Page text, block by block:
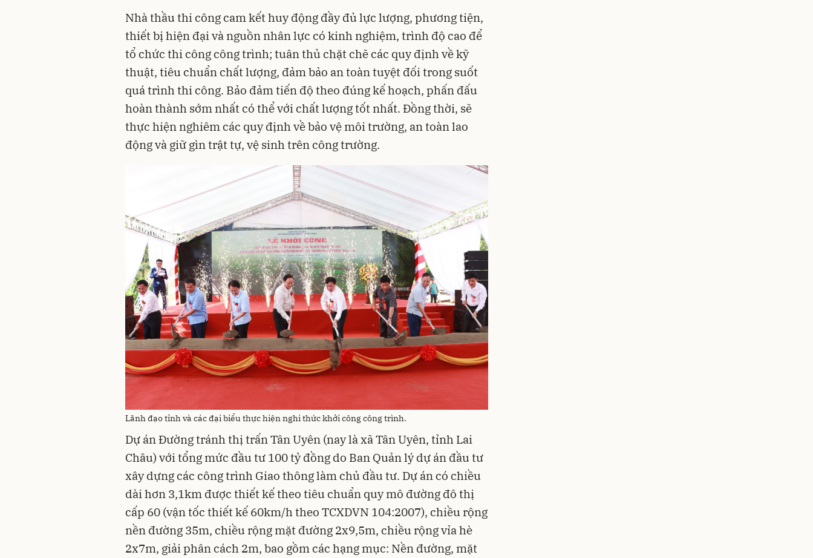
Nhà thầu thi công cam kết huy động đầy đủ lực lượng, phương tiện,
thiết bị hiện đại và nguồn nhân lực có kinh nghiệm, trình độ cao để
tổ chức thi công công trình; tuân thủ chặt chẽ các quy định về kỹ
thuật, tiêu chuẩn chất lượng, đảm bảo an toàn tuyệt đối trong suốt
quá trình thi công. Bảo đảm tiến độ theo đúng kế hoạch, phấn đấu
hoàn thành sớm nhất có thể với chất lượng tốt nhất. Đồng thời, sẽ
thực hiện nghiêm các quy định về bảo vệ môi trường, an toàn lao
động và giữ gìn trật tự, vệ sinh trên công trường.
Lãnh đạo tỉnh và các đại biểu thực hiện nghi thức khởi công công trình.
Dự án Đường tránh thị trấn Tân Uyên (nay là xã Tân Uyên, tỉnh Lai
Châu) với tổng mức đầu tư 100 tỷ đồng do Ban Quản lý dự án đầu tư
xây dựng các công trình Giao thông làm chủ đầu tư. Dự án có chiều
dài hơn 3,1km được thiết kế theo tiêu chuẩn quy mô đường đô thị
cấp 60 (vận tốc thiết kế 60km/h theo TCXDVN 104:2007), chiều rộng
nền đường 35m, chiều rộng mặt đường 2x9,5m, chiều rộng vỉa hè
2x7m, giải phân cách 2m, bao gồm các hạng mục: Nền đường, mặt